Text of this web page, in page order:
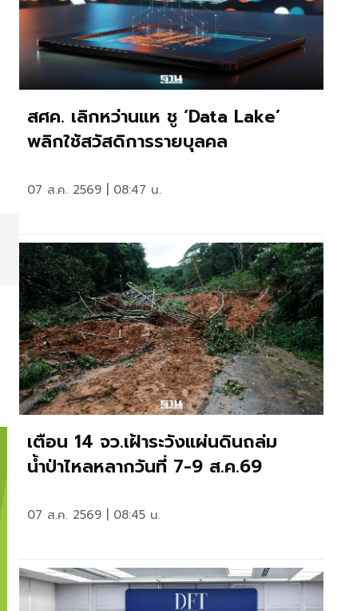
สศค. เลิกหว่านแห ชู ‘Data Lake’
พลิกใช้สวัสดิการรายบุลคล
07 ส.ค. 2569 | 08:47 น.
เตือน 14 จว.เฝ้าระวังแผ่นดินถล่ม
น้ำป่าไหลหลากวันที่ 7-9 ส.ค.69
07 ส.ค. 2569 | 08:45 น.